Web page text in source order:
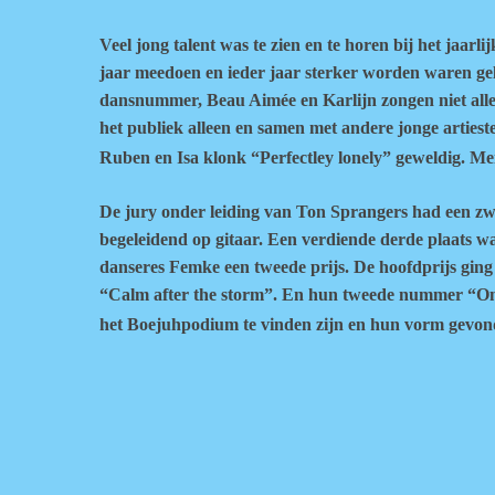
Veel jong talent was te zien en te horen bij het
jaar meedoen en ieder jaar sterker worden waren
dansnummer, Beau Aimée en Karlijn zongen niet
het publiek alleen en samen met andere jonge
Ruben en Isa klonk “Perfectley lonely” geweldig.
De jury onder leiding van Ton Sprangers had een
begeleidend op gitaar. Een verdiende derde plaats
danseres Femke een tweede prijs. De hoofdprijs
“Calm after the storm”. En hun tweede nummer
het Boejuhpodium te vinden zijn en hun vorm